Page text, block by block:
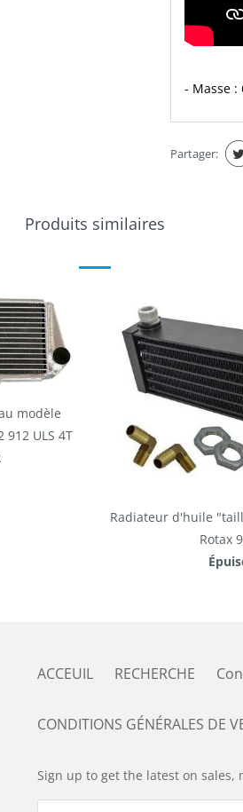
- Masse :
Partager:
Produits similaires
modèle
ULS 4T
Radiateur d'huile
Rotax
ACCEUIL RECHERCHE
CONDITIONS GÉNÉRALES DE
Sign up to get the latest on sales,